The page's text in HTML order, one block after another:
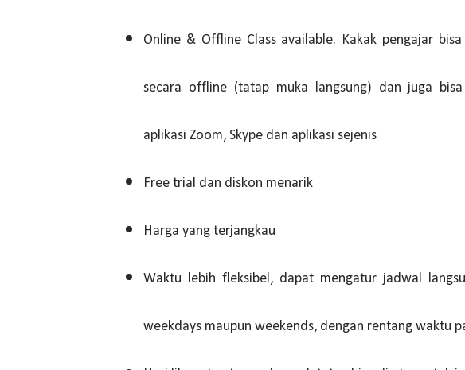
Online & Offline Class available. Kakak pengajar
secara offline (tatap muka langsung) dan juga
aplikasi Zoom, Skype dan aplikasi sejenis
Free trial dan diskon menarik
Harga yang terjangkau
Waktu lebih fleksibel, dapat mengatur jadwal
weekdays maupun weekends, dengan rentang waktu